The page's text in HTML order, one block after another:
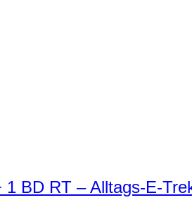
1 BD RT – Alltags-E-